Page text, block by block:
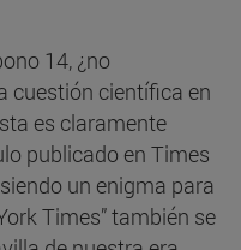
14, ¿no
cuestión científica en
es claramente
publicado en Times
un enigma para
Times” también se